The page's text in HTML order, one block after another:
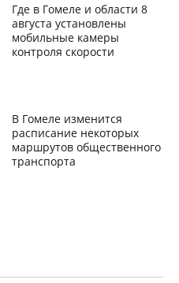
Где в Гомеле и области 8
августа установлены
мобильные камеры
контроля скорости
В Гомеле изменится
расписание некоторых
маршрутов общественного
транспорта